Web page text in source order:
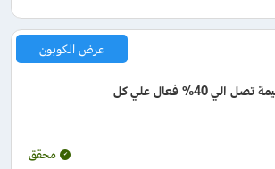
كود اسوس خصم بقيمة تصل الي 40% فعال علي كل
عرض الكوبون
محقق